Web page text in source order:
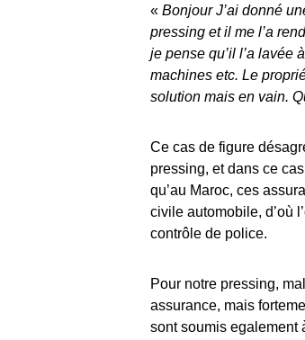
« Bonjour J’ai donné
pressing et il me l’a
je pense qu’il l’a lavée
machines etc. Le
solution mais en vain.
Ce cas de figure
pressing, et dans ce
qu’au Maroc, ces
civile automobile, d’où
contrôle de police.
Pour notre pressing,
assurance, mais
sont soumis egalement